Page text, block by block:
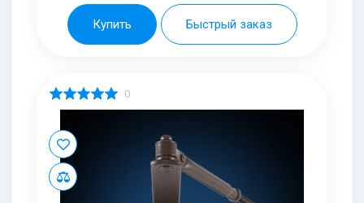
Купить Быстрый заказ
0